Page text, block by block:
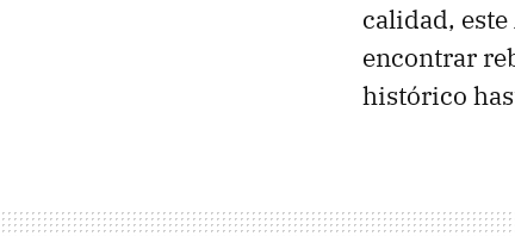
calidad, este
encontrar
histórico